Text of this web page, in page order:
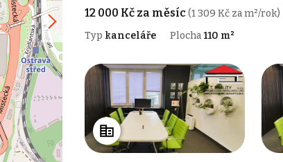
12 000 Kč za měsíc(1 309 Kč za m²/rok)
Typ kanceláře Plocha110 m²